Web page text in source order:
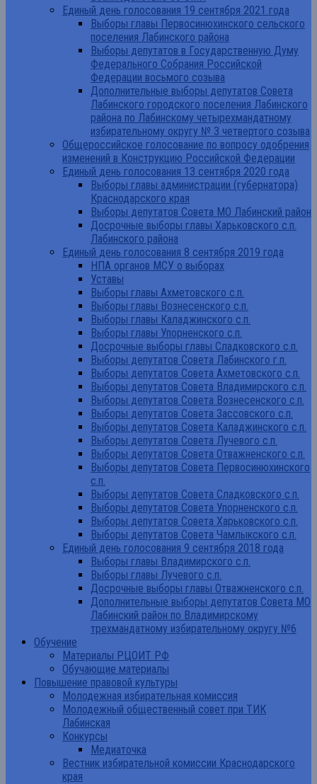
Единый день голосования 19 сентября 2021 года
Выборы главы Первосинюхинского сельского
поселения Лабинского района
Выборы депутатов в Государственную Думу
Федерального Собрания Российской
Федерации восьмого созыва
Дополнительные выборы депутатов Совета
Лабинского городского поселения Лабинского
района по Лабинскому четырехмандатному
избирательному округу № 3 четвертого созыва
Общероссийское голосование по вопросу одобрения
изменений в Конструкцию Российской Федерации
Единый день голосования 13 сентября 2020 года
Выборы главы администрации (губернатора)
Краснодарского края
Выборы депутатов Совета МО Лабинский район
Досрочные выборы главы Харьковского с.п.
Лабинского района
Единый день голосования 8 сентября 2019 года
НПА органов МСУ о выборах
Уставы
Выборы главы Ахметовского с.п.
Выборы главы Вознесенского с.п.
Выборы главы Каладжинского с.п.
Выборы главы Упорненского с.п.
Досрочные выборы главы Сладковского с.п.
Выборы депутатов Совета Лабинского г.п.
Выборы депутатов Совета Ахметовского с.п.
Выборы депутатов Совета Владимирского с.п.
Выборы депутатов Совета Вознесенского с.п.
Выборы депутатов Совета Зассовского с.п.
Выборы депутатов Совета Каладжинского с.п.
Выборы депутатов Совета Лучевого с.п.
Выборы депутатов Совета Отважненского с.п.
Выборы депутатов Совета Первосинюхинского
с.п.
Выборы депутатов Совета Сладковского с.п.
Выборы депутатов Совета Упорненского с.п.
Выборы депутатов Совета Харьковского с.п.
Выборы депутатов Совета Чамлыкского с.п.
Единый день голосования 9 сентября 2018 года
Выборы главы Владимирского с.п.
Выборы главы Лучевого с.п.
Досрочные выборы главы Отважненского с.п.
Дополнительные выборы депутатов Совета МО
Лабинский район по Владимирскому
трехмандатному избирательному округу №6
Обучение
Материалы РЦОИТ РФ
Обучающие материалы
Повышение правовой культуры
Молодежная избирательная комиссия
Молодежный общественный совет при ТИК
Лабинская
Конкурсы
Медиаточка
Вестник избирательной комиссии Краснодарского
края